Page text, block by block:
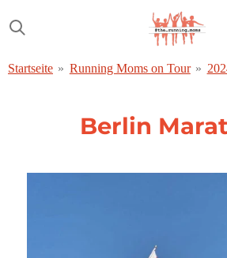
Hauptinhalt
Startseite » Running Moms on Tour »
Berlin